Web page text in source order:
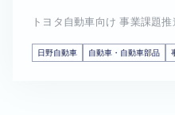
トヨタ自動車向け 事業課題
日野自動車 自動車・自動車部品